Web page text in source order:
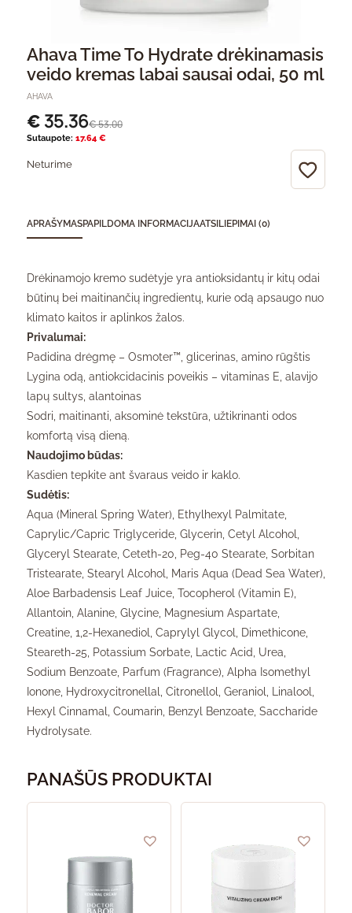
Ahava Time To Hydrate drėkinamasis
veido kremas labai sausai odai, 50 ml
AHAVA
€ 35.36€53.00
Sutaupote: 17.64 €
Neturime
APRAŠYMASPAPILDOMA INFORMACIJAATSILIEPIMAI (0)
Drėkinamojo kremo sudėtyje yra antioksidantų ir kitų odai
būtinų bei maitinančių ingredientų, kurie odą apsaugo nuo
klimato kaitos ir aplinkos žalos.
Privalumai:
Padidina drėgmę – Osmoter™, glicerinas, amino rūgštis
Lygina odą, antiokcidacinis poveikis – vitaminas E, alavijo
lapų sultys, alantoinas
Sodri, maitinanti, aksominė tekstūra, užtikrinanti odos
komfortą visą dieną.
Naudojimo būdas:
Kasdien tepkite ant švaraus veido ir kaklo.
Sudėtis:
Aqua (Mineral Spring Water), Ethylhexyl Palmitate,
Caprylic/Capric Triglyceride, Glycerin, Cetyl Alcohol,
Glyceryl Stearate, Ceteth-20, Peg-40 Stearate, Sorbitan
Tristearate, Stearyl Alcohol, Maris Aqua (Dead Sea Water),
Aloe Barbadensis Leaf Juice, Tocopherol (Vitamin E),
Allantoin, Alanine, Glycine, Magnesium Aspartate,
Creatine, 1,2-Hexanediol, Caprylyl Glycol, Dimethicone,
Steareth-25, Potassium Sorbate, Lactic Acid, Urea,
Sodium Benzoate, Parfum (Fragrance), Alpha Isomethyl
Ionone, Hydroxycitronellal, Citronellol, Geraniol, Linalool,
Hexyl Cinnamal, Coumarin, Benzyl Benzoate, Saccharide
Hydrolysate.
PANAŠŪS PRODUKTAI